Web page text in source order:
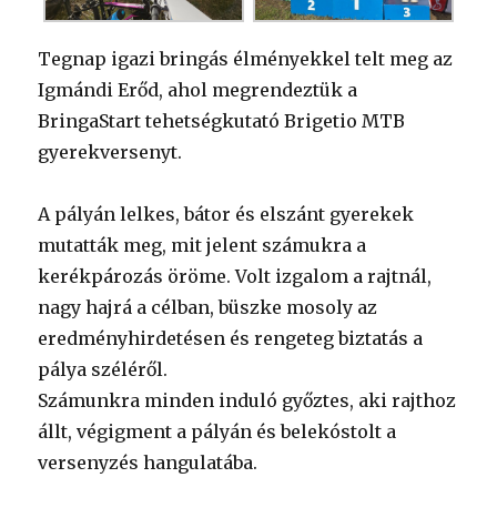
Tegnap igazi bringás élményekkel telt meg az
Igmándi Erőd, ahol megrendeztük a
BringaStart tehetségkutató Brigetio MTB
gyerekversenyt.
A pályán lelkes, bátor és elszánt gyerekek
mutatták meg, mit jelent számukra a
kerékpározás öröme. Volt izgalom a rajtnál,
nagy hajrá a célban, büszke mosoly az
eredményhirdetésen és rengeteg biztatás a
pálya széléről.
Számunkra minden induló győztes, aki rajthoz
állt, végigment a pályán és belekóstolt a
versenyzés hangulatába.